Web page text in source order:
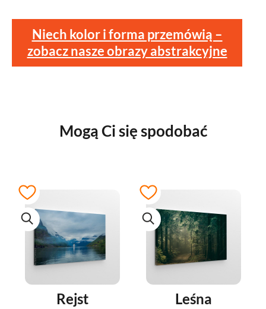
Niech kolor i forma przemówią –
zobacz nasze obrazy abstrakcyjne
Mogą Ci się spodobać
Rejst
Leśna